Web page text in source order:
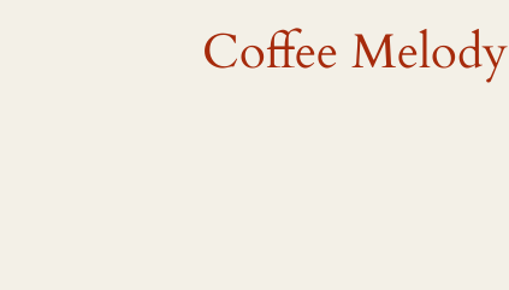
Coffee Melody